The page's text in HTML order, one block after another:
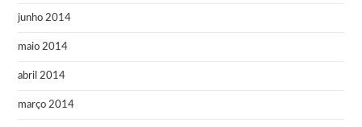
junho 2014
maio 2014
abril 2014
março 2014